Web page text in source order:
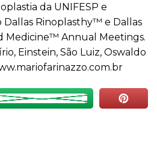
da UNIFESP e
Rinoplasthy™ e Dallas
Medicine™ Annual Meetings.
Einstein, São Luiz, Oswaldo